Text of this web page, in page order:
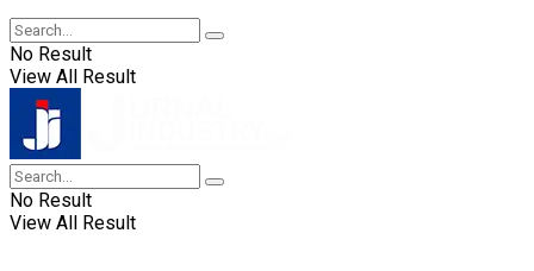
No Result
View All Result
No Result
View All Result